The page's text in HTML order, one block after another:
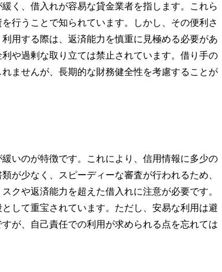
く、借入れが容易な貸金業者を指します。これら
行うことで知られています。しかし、その便利さ
用する際は、返済能力を慎重に見極める必要があ
や過剰な取り立ては禁止されています。借り手の
ませんが、長期的な財務健全性を考慮することが
いのが特徴です。これにより、信用情報に多少の
が少なく、スピーディーな審査が行われるため、
クや返済能力を超えた借入れに注意が必要です。
して重宝されています。ただし、安易な利用は避
が、自己責任での利用が求められる点を忘れては